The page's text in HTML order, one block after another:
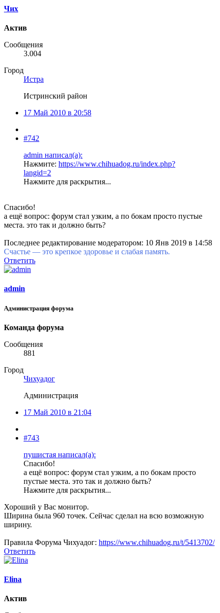
Чих
Актив
Сообщения
3.004
Город
Истра
Истринский район
17 Май 2010 в 20:58
#742
admin написал(а):
Нажмите: https://www.chihuadog.ru/index.php?
langid=2
Нажмите для раскрытия...
Спасибо!
а ещё вопрос: форум стал узким, а по бокам просто пустые
места. это так и должно быть?
Последнее редактирование модератором: 10 Янв 2019 в 14:58
Счастье — это крепкое здоровье и слабая память.
Ответить
admin
Администрация форума
Команда форума
Сообщения
881
Город
Чихуадог
Администрация
17 Май 2010 в 21:04
#743
пушистая написал(а):
Спасибо!
а ещё вопрос: форум стал узким, а по бокам просто
пустые места. это так и должно быть?
Нажмите для раскрытия...
Хороший у Вас монитор.
Ширина была 960 точек. Сейчас сделал на всю возможную
ширину.
Правила Форума Чихуадог: https://www.chihuadog.ru/t/5413702/
Ответить
Elina
Актив